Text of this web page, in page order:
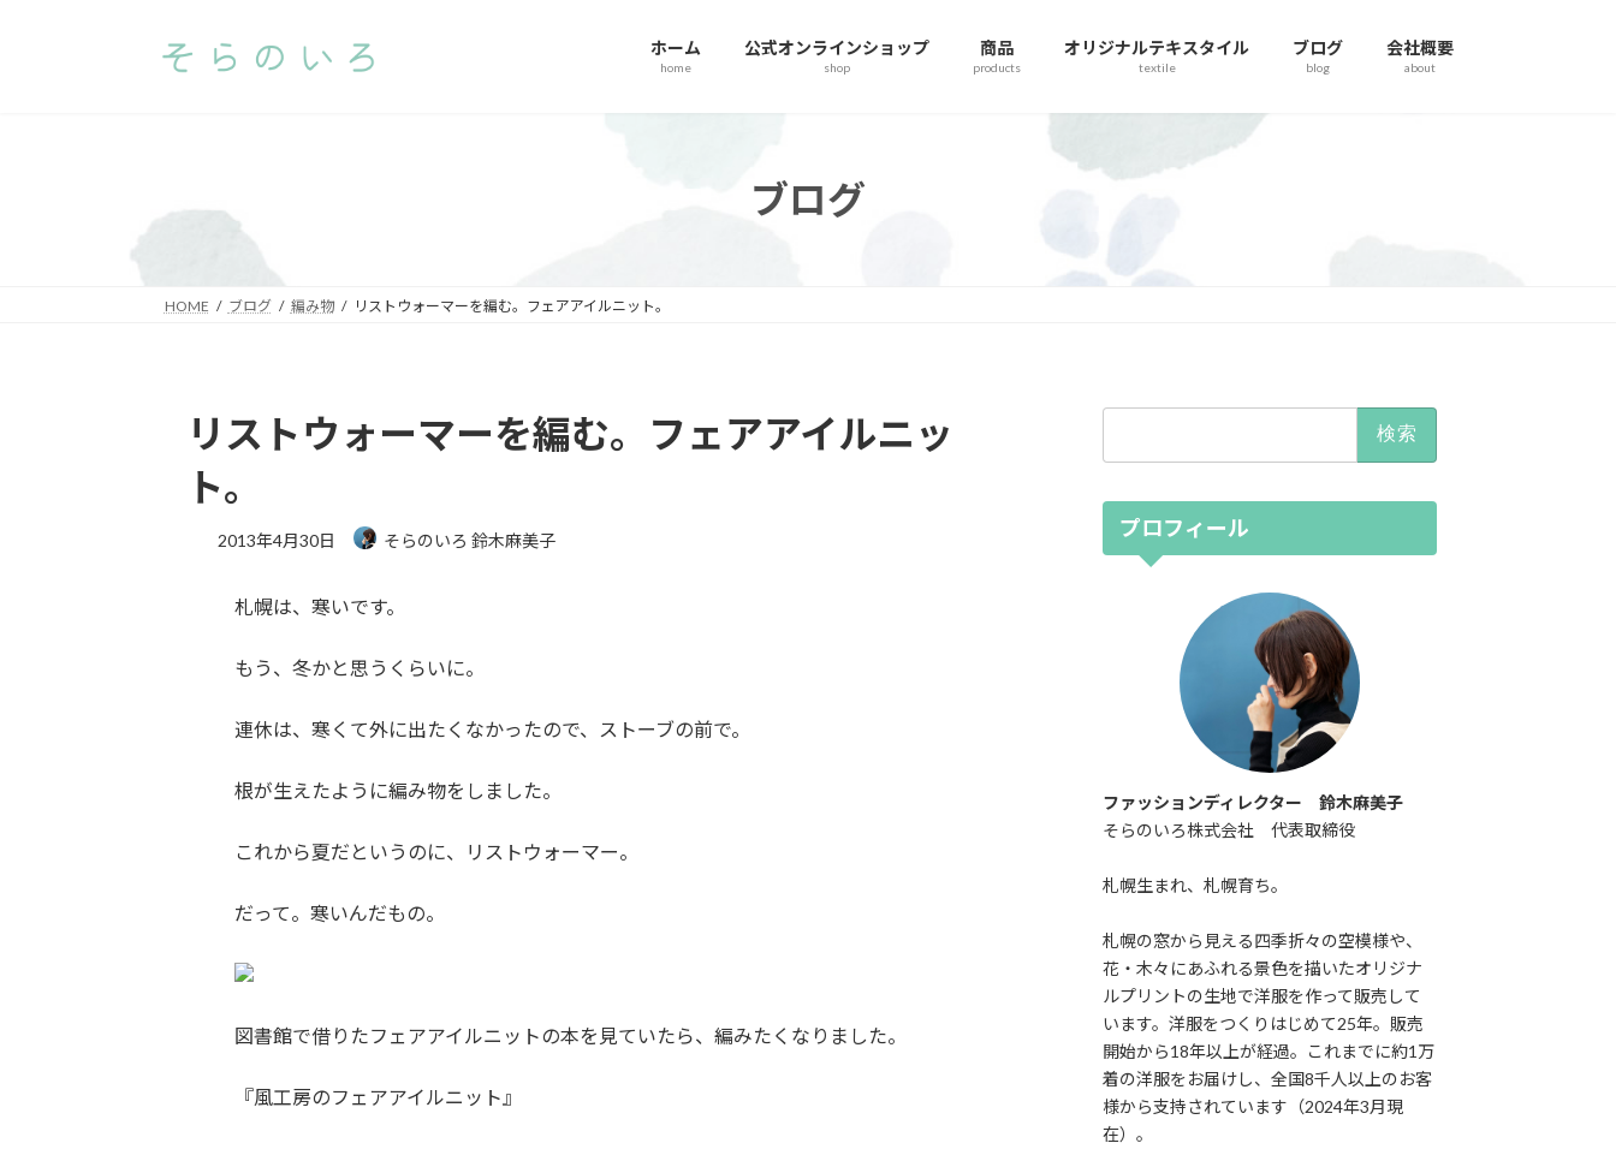
ホーム
home
公式オンラインショップ
shop
商品
products
オリジナルテキスタイル
textile
ブログ
blog
会社概要
about
ブログ
HOME ブログ 編み物 リストウォーマーを編む。フェアアイルニット。
リストウォーマーを編む。フェアアイルニッ
ト。
2013年4月30日 そらのいろ 鈴木麻美子
札幌は、寒いです。
もう、冬かと思うくらいに。
連休は、寒くて外に出たくなかったので、ストーブの前で。
根が生えたように編み物をしました。
これから夏だというのに、リストウォーマー。
だって。寒いんだもの。
図書館で借りたフェアアイルニットの本を見ていたら、編みたくなりました。
『風工房のフェアアイルニット』
プロフィール
ファッションディレクター 鈴木麻美子
そらのいろ株式会社 代表取締役
札幌生まれ、札幌育ち。
札幌の窓から見える四季折々の空模様や、
花・木々にあふれる景色を描いたオリジナ
ルプリントの生地で洋服を作って販売して
います。洋服をつくりはじめて25年。販売
開始から18年以上が経過。これまでに約1万
着の洋服をお届けし、全国8千人以上のお客
様から支持されています（2024年3月現
在）。